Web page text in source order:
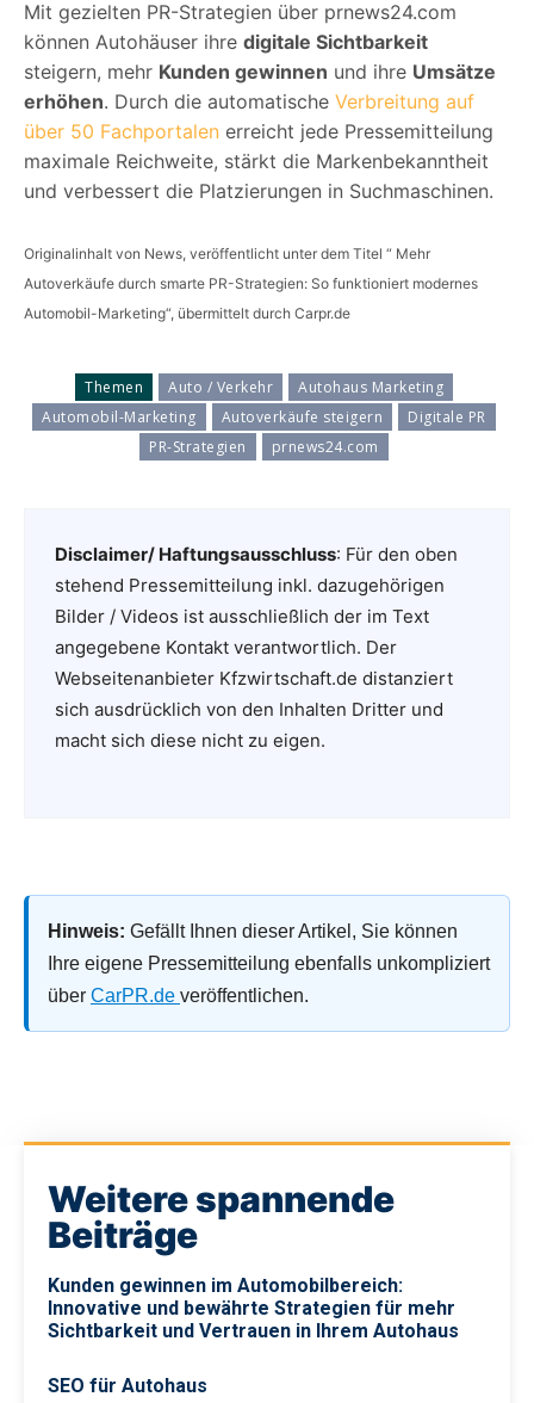
Mit gezielten PR-Strategien über prnews24.com
können Autohäuser ihre digitale Sichtbarkeit
steigern, mehr Kunden gewinnen und ihre Umsätze
erhöhen. Durch die automatische Verbreitung auf
über 50 Fachportalen erreicht jede Pressemitteilung
maximale Reichweite, stärkt die Markenbekanntheit
und verbessert die Platzierungen in Suchmaschinen.
Originalinhalt von News, veröffentlicht unter dem Titel “ Mehr
Autoverkäufe durch smarte PR-Strategien: So funktioniert modernes
Automobil-Marketing“, übermittelt durch Carpr.de
Themen Auto / Verkehr
Autohaus Marketing
Automobil-Marketing
Autoverkäufe steigern
Digitale PR
PR-Strategien
prnews24.com
Disclaimer/ Haftungsausschluss: Für den oben
stehend Pressemitteilung inkl. dazugehörigen
Bilder / Videos ist ausschließlich der im Text
angegebene Kontakt verantwortlich. Der
Webseitenanbieter Kfzwirtschaft.de distanziert
sich ausdrücklich von den Inhalten Dritter und
macht sich diese nicht zu eigen.
Hinweis: Gefällt Ihnen dieser Artikel, Sie können
Ihre eigene Pressemitteilung ebenfalls unkompliziert
über CarPR.de veröffentlichen.
Weitere spannende
Beiträge
Kunden gewinnen im Automobilbereich:
Innovative und bewährte Strategien für mehr
Sichtbarkeit und Vertrauen in Ihrem Autohaus
SEO für Autohaus